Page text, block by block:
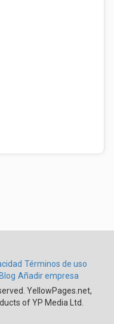
Términos de uso
Blog Añadir empresa
YellowPages.net,
of YP Media Ltd.